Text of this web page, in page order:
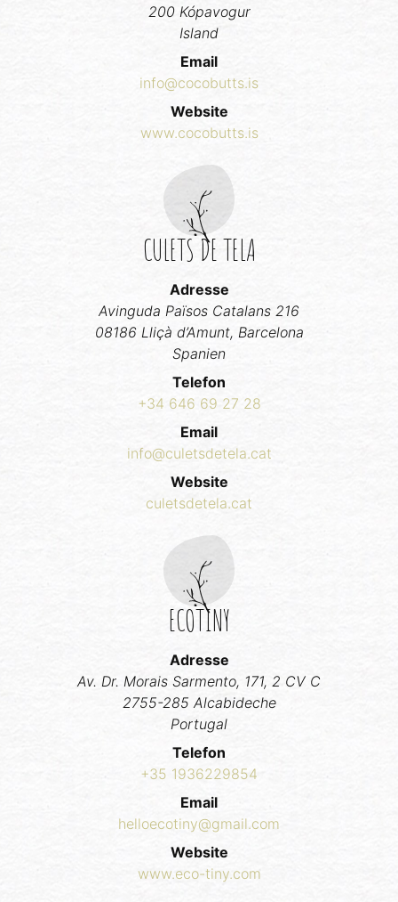
200 Kópavogur
Island
Email
info@cocobutts.is
Website
www.cocobutts.is
CULETS DE TELA
Adresse
Avinguda Països Catalans 216
08186 Lliçà d’Amunt, Barcelona
Spanien
Telefon
+34 646 69 27 28
Email
info@culetsdetela.cat
Website
culetsdetela.cat
ECOTINY
Adresse
Av. Dr. Morais Sarmento, 171, 2 CV C
2755-285 Alcabideche
Portugal
Telefon
+35 1936229854
Email
helloecotiny@gmail.com
Website
www.eco-tiny.com